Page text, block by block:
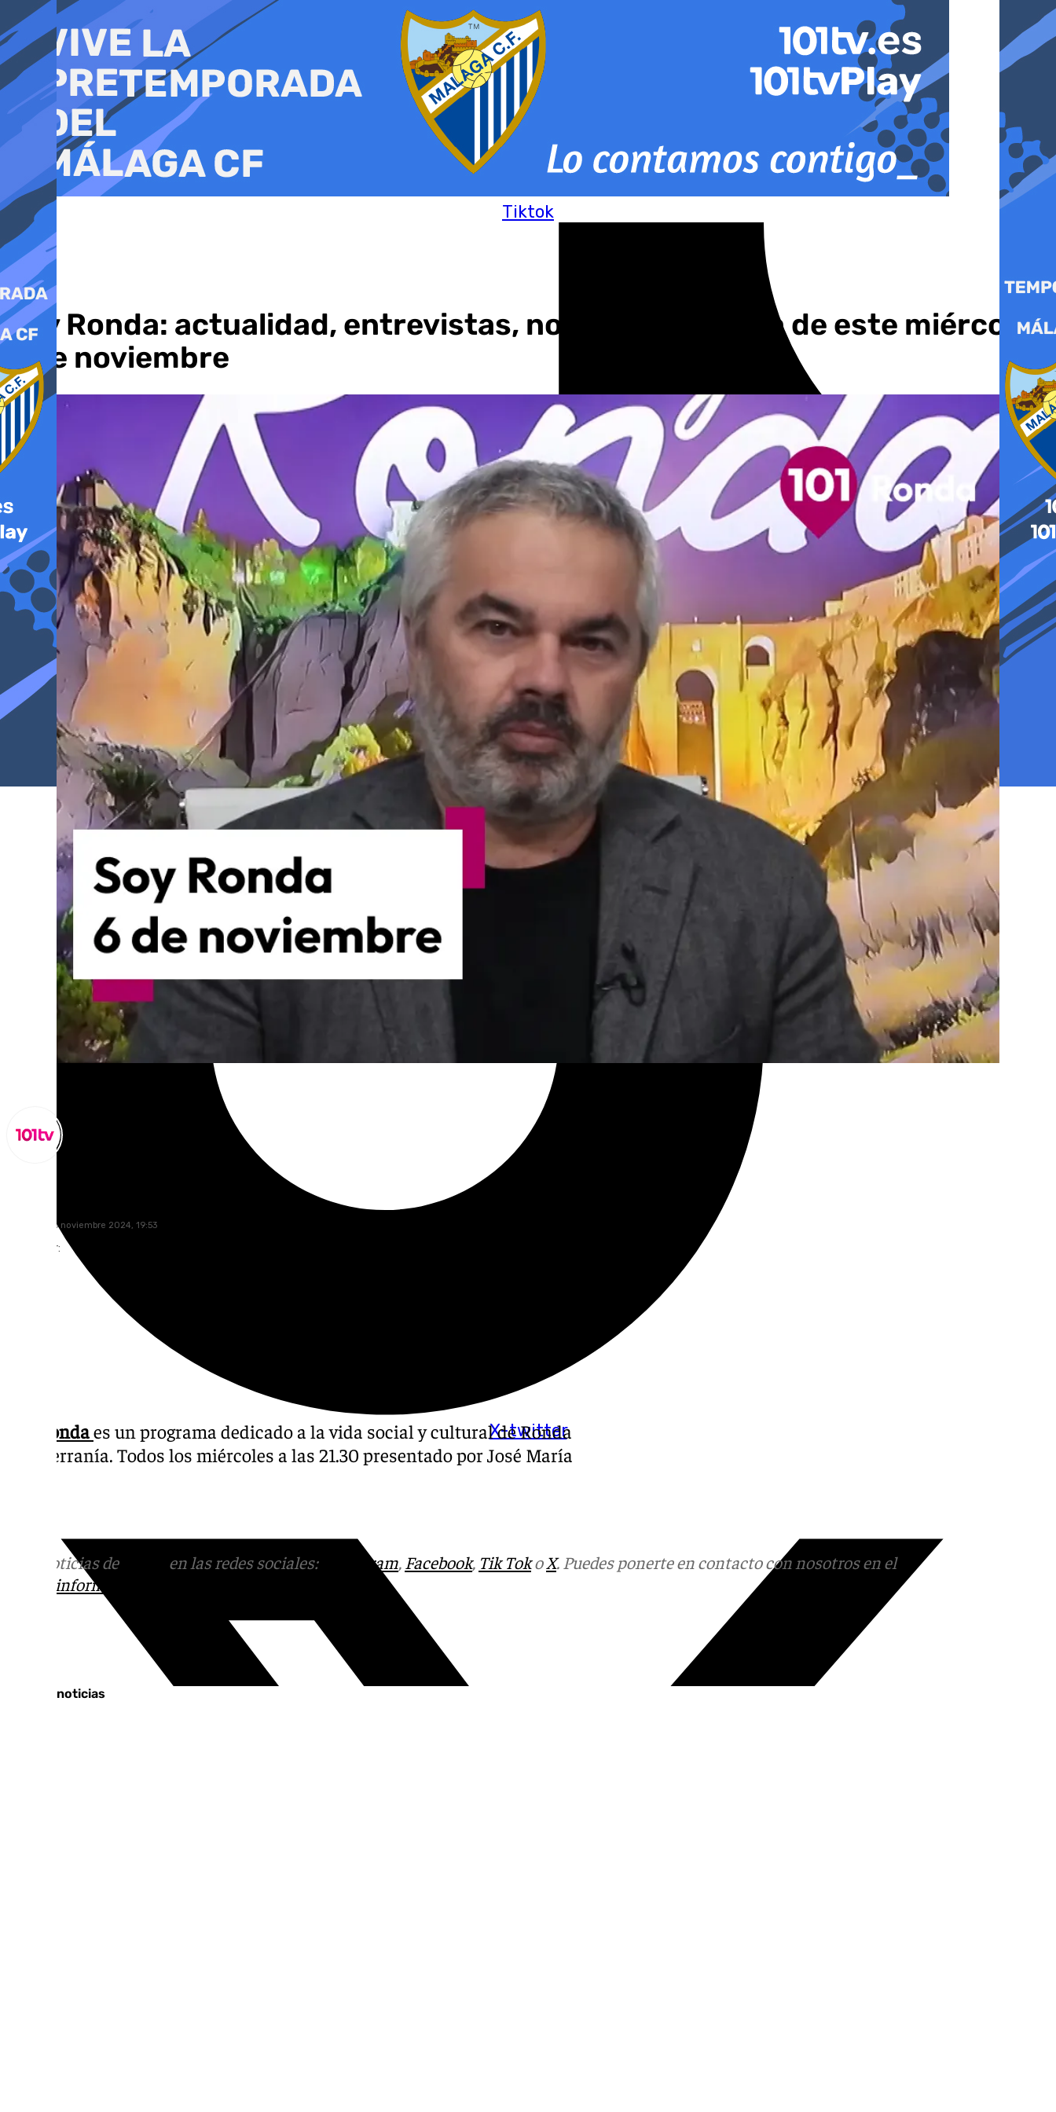
al
contenido
Tiktok
X-twitter
Soy Ronda: actualidad, entrevistas, noticias de Ronda de este miércoles
6 de noviembre
miércoles, 6 noviembre 2024, 19:53
Compartir:
Soy Rondaes un programa dedicado a la vida social y cultural de Ronda
y su Serranía. Todos los miércoles a las 21.30 presentado por José María
Más noticias de en las redes sociales: Instagram, Facebook, Tik TokoX. Puedes ponerte en contacto con nosotros en el
informativos@101tv.es
Últimas noticias